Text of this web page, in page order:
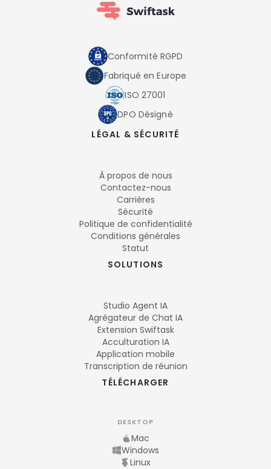
Conformité RGPD
Fabriqué en Europe
ISO 27001
DPO Désigné
LÉGAL & SÉCURITÉ
À propos de nous
Contactez-nous
Carrières
Sécurité
Politique de confidentialité
Conditions générales
Statut
SOLUTIONS
Studio Agent IA
Agrégateur de Chat IA
Extension Swiftask
Acculturation IA
Application mobile
Transcription de réunion
TÉLÉCHARGER
DESKTOP
Mac
Windows
Linux